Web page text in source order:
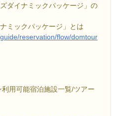
ダイナミックパッケージ」の
ミックパッケージ」とは
reservation/flow/domtour
用可能宿泊施設一覧/ツアー